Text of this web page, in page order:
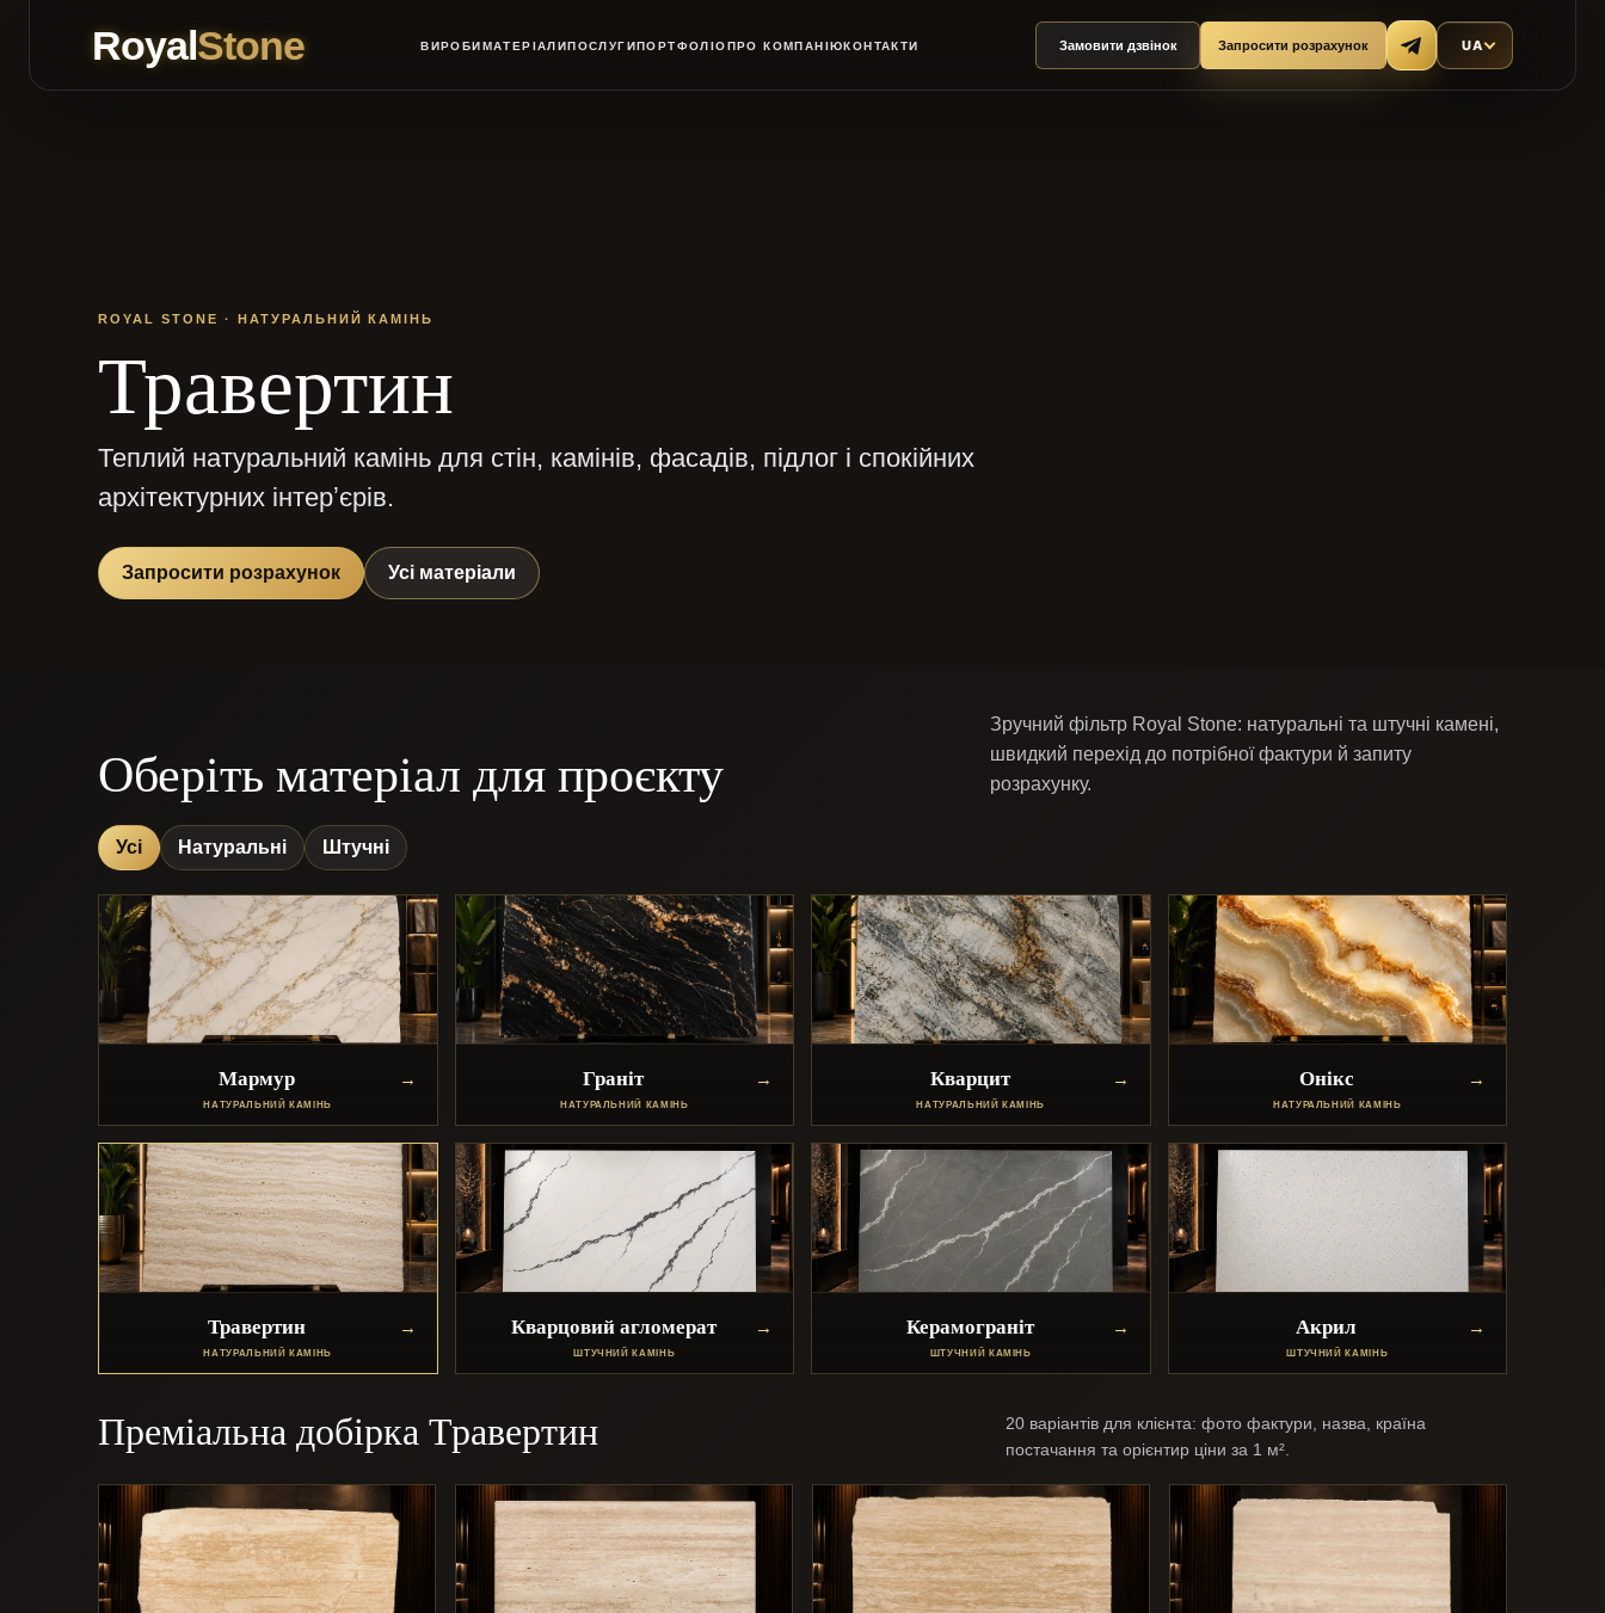
RoyalStone ВИРОБИМАТЕРІАЛИПОСЛУГИПОРТФОЛІОПРО КОМПАНІЮКОНТАКТИ Замовити дзвінок Запросити розрахунок UA
ROYAL STONE · НАТУРАЛЬНИЙ КАМІНЬ
Травертин
Теплий натуральний камінь для стін, камінів, фасадів, підлог і спокійних
архітектурних інтерʼєрів.
Запросити розрахунок Усі матеріали
Оберіть матеріал для проєкту
Зручний фільтр Royal Stone: натуральні та штучні камені,
швидкий перехід до потрібної фактури й запиту
розрахунку.
Усі Натуральні Штучні
Мармур
НАТУРАЛЬНИЙ КАМІНЬ
Граніт
НАТУРАЛЬНИЙ КАМІНЬ
Кварцит
НАТУРАЛЬНИЙ КАМІНЬ
Онікс
НАТУРАЛЬНИЙ КАМІНЬ
Травертин
НАТУРАЛЬНИЙ КАМІНЬ
Кварцовий агломерат
ШТУЧНИЙ КАМІНЬ
Керамограніт
ШТУЧНИЙ КАМІНЬ
Акрил
ШТУЧНИЙ КАМІНЬ
Преміальна добірка Травертин
20 варіантів для клієнта: фото фактури, назва, країна
постачання та орієнтир ціни за 1 м².